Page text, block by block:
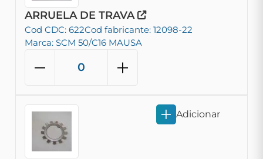
ARRUELA DE TRAVA
Cod CDC: 622Cod fabricante: 12098-22
Marca: SCM 50/C16 MAUSA
Adicionar